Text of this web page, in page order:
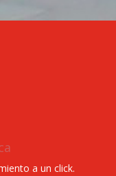
a un click.